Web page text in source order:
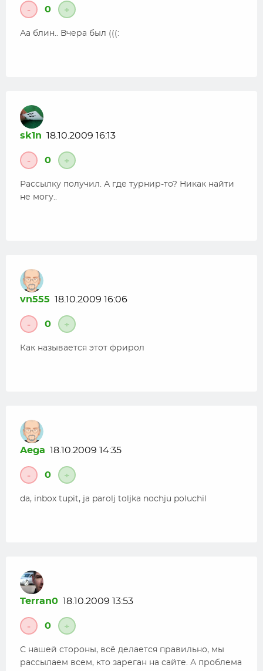
- 0 +
Аа блин.. Вчера был (((:
sk1n 18.10.2009 16:13
- 0 +
Рассылку получил. А где турнир-то? Никак найти
не могу..
vn555 18.10.2009 16:06
- 0 +
Как называется этот фрирол
Aega 18.10.2009 14:35
- 0 +
da, inbox tupit, ja parolj toljka nochju poluchil
Terran0 18.10.2009 13:53
- 0 +
С нашей стороны, всё делается правильно, мы
рассылаем всем, кто зареган на сайте. А проблема